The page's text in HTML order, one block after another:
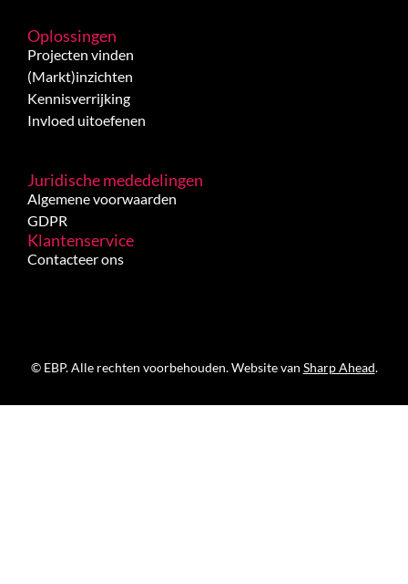
Oplossingen
Projecten vinden
(Markt)inzichten
Kennisverrijking
Invloed uitoefenen
Juridische mededelingen
Algemene voorwaarden
GDPR
Klantenservice
Contacteer ons
© EBP. Alle rechten voorbehouden. Website van Sharp Ahead.